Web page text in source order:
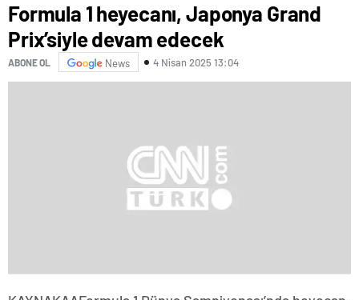
Formula 1 heyecanı, Japonya Grand
Prix’siyle devam edecek
ABONE OL News 4 Nisan 2025 13:04